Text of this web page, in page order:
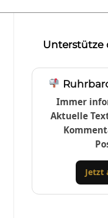
Unterstütze
Immer
Aktuelle
Jetzt